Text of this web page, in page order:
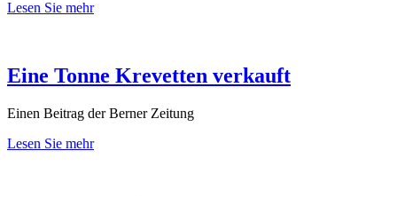
Lesen Sie mehr
Eine Tonne Krevetten verkauft
Einen Beitrag der Berner Zeitung
Lesen Sie mehr